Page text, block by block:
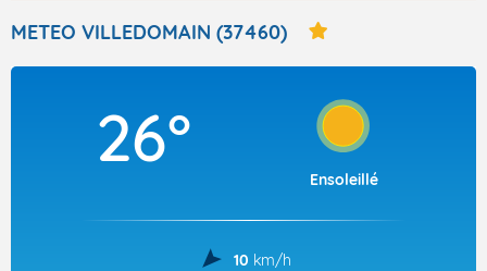
Articles
METEO VILLEDOMAIN (37460)
26°
Ensoleillé
10 km/h